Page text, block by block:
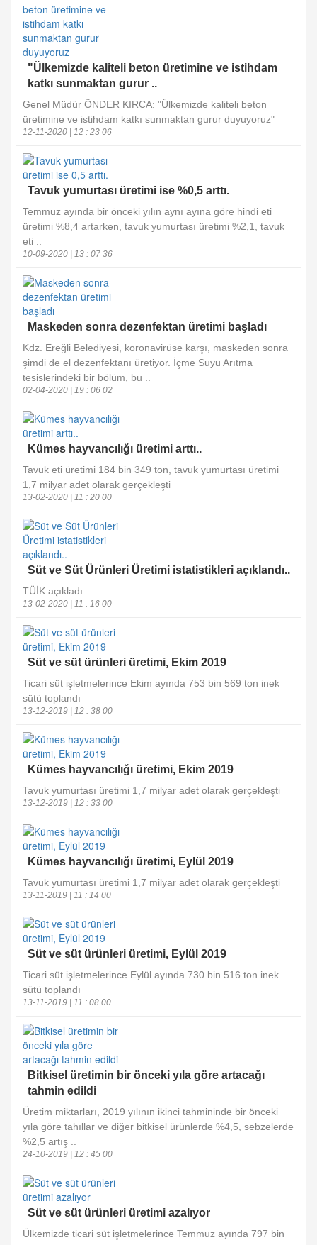
"Ülkemizde kaliteli beton üretimine ve istihdam
katkı sunmaktan gurur ..
Genel Müdür ÖNDER KIRCA: "Ülkemizde kaliteli beton
üretimine ve istihdam katkı sunmaktan gurur duyuyoruz"
12-11-2020 | 12 : 23 06
Tavuk yumurtası üretimi ise %0,5 arttı.
Temmuz ayında bir önceki yılın aynı ayına göre hindi eti
üretimi %8,4 artarken, tavuk yumurtası üretimi %2,1, tavuk
eti ..
10-09-2020 | 13 : 07 36
Maskeden sonra dezenfektan üretimi başladı
Kdz. Ereğli Belediyesi, koronavirüse karşı, maskeden sonra
şimdi de el dezenfektanı üretiyor. İçme Suyu Arıtma
tesislerindeki bir bölüm, bu ..
02-04-2020 | 19 : 06 02
Kümes hayvancılığı üretimi arttı..
Tavuk eti üretimi 184 bin 349 ton, tavuk yumurtası üretimi
1,7 milyar adet olarak gerçekleşti
13-02-2020 | 11 : 20 00
Süt ve Süt Ürünleri Üretimi istatistikleri açıklandı..
TÜİK açıkladı..
13-02-2020 | 11 : 16 00
Süt ve süt ürünleri üretimi, Ekim 2019
Ticari süt işletmelerince Ekim ayında 753 bin 569 ton inek
sütü toplandı
13-12-2019 | 12 : 38 00
Kümes hayvancılığı üretimi, Ekim 2019
Tavuk yumurtası üretimi 1,7 milyar adet olarak gerçekleşti
13-12-2019 | 12 : 33 00
Kümes hayvancılığı üretimi, Eylül 2019
Tavuk yumurtası üretimi 1,7 milyar adet olarak gerçekleşti
13-11-2019 | 11 : 14 00
Süt ve süt ürünleri üretimi, Eylül 2019
Ticari süt işletmelerince Eylül ayında 730 bin 516 ton inek
sütü toplandı
13-11-2019 | 11 : 08 00
Bitkisel üretimin bir önceki yıla göre artacağı
tahmin edildi
Üretim miktarları, 2019 yılının ikinci tahmininde bir önceki
yıla göre tahıllar ve diğer bitkisel ürünlerde %4,5, sebzelerde
%2,5 artış ..
24-10-2019 | 12 : 45 00
Süt ve süt ürünleri üretimi azalıyor
Ülkemizde ticari süt işletmelerince Temmuz ayında 797 bin